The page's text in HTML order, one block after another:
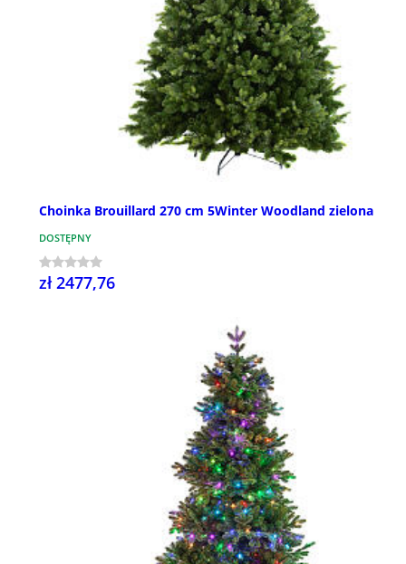
Choinka Brouillard 270 cm 5Winter Woodland zielona
DOSTĘPNY
zł 2477,76